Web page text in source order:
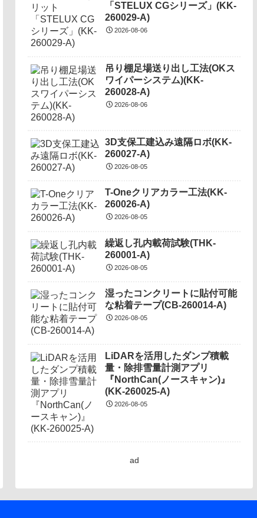
「STELUX CGシリーズ」(KK-
260029-A)
2026-08-06
吊り棚足場送り出し工法(OKス
ワイパーシステム)(KK-
260028-A)
2026-08-06
3D支保工建込み遠隔ロボ(KK-
260027-A)
2026-08-05
T-Oneクリアカラー工法(KK-
260026-A)
2026-08-05
繰返し孔内載荷試験(THK-
260001-A)
2026-08-05
湿ったコンクリートに貼付可能
な粘着テープ(CB-260014-A)
2026-08-05
LiDARを活用したダンプ積載
量・除排雪量計測アプリ
『NorthCan(ノースキャン)』
(KK-260025-A)
2026-08-05
ad